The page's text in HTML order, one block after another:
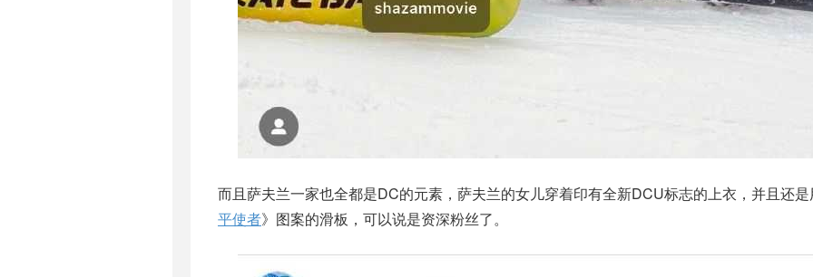
而且萨夫兰一家也全都是DC的元素，萨夫兰的女儿穿着印有全新DCU标志的上衣，并且还
平使者》图案的滑板，可以说是资深粉丝了。